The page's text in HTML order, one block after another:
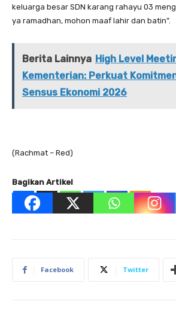
keluarga besar SDN karang rahayu 03
ya ramadhan, mohon maaf lahir dan batin”.
Berita Lainnya High Level
Kementerian: Perkuat
Sensus Ekonomi 2026
(Rachmat – Red)
Bagikan Artikel
Facebook Twitter